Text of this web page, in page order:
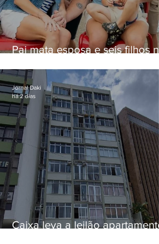
Pai mata esposa e seis filhos
Caixa leva a leilão apartamento
Jornal Daki
há 2 dias